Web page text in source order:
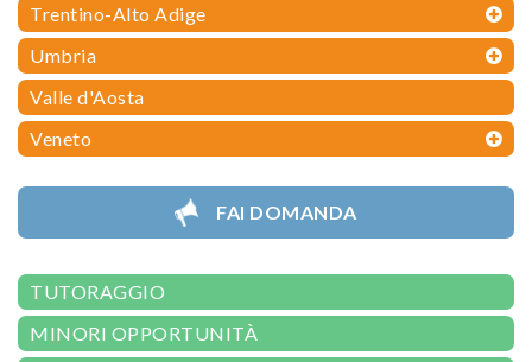
Trentino-Alto Adige
Umbria
Valle d'Aosta
Veneto
FAI DOMANDA
TUTORAGGIO
MINORI OPPORTUNITÀ